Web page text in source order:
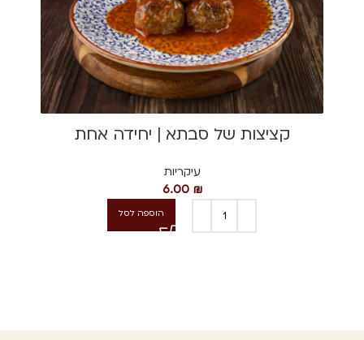
קציצות של סבתא | יחידה אחת
עיקריות
6.00 ₪
הוספה לסל